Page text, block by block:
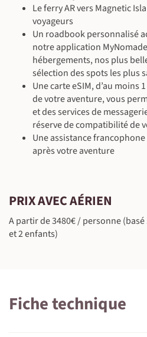
Le ferry AR vers Magnetic
voyageurs
Un roadbook personnalisé
notre application
hébergements, nos plus
sélection des spots les plus
Une carte eSIM, d’au moins
de votre aventure, vous
et des services de
réserve de compatibilité de
Une assistance
après votre aventure
PRIX AVEC AÉRIEN
A partir de 3480€ / personne
et 2 enfants)
Fiche technique